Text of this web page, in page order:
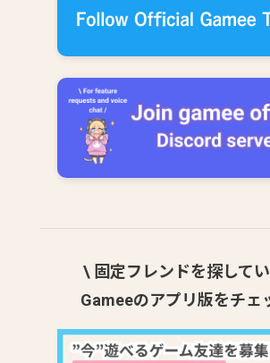
\ 固定フレンドを探して
Gameeのアプリ版をチェ